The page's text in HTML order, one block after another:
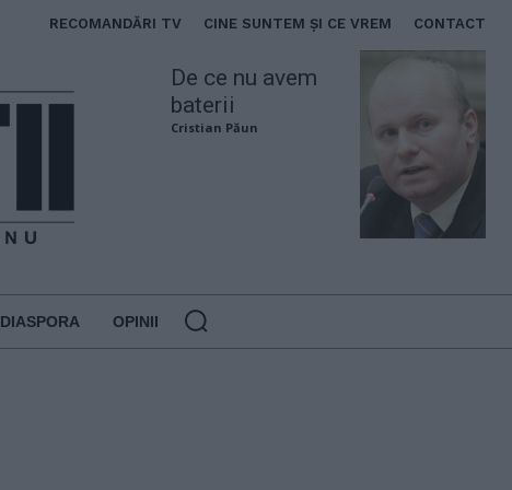
RECOMANDĂRI TV CINE SUNTEM ȘI CE VREM CONTACT
De ce nu avem
baterii
Cristian Păun
DIASPORA OPINII